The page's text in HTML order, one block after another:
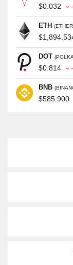
$0.032
ETH
DOT
$0.814
BNB
$585.900